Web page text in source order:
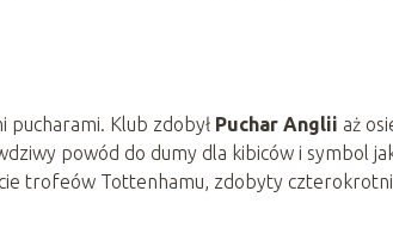
Klub zdobył Puchar Anglii aż
powód do dumy dla kibiców i symbol
trofeów Tottenhamu, zdobyty